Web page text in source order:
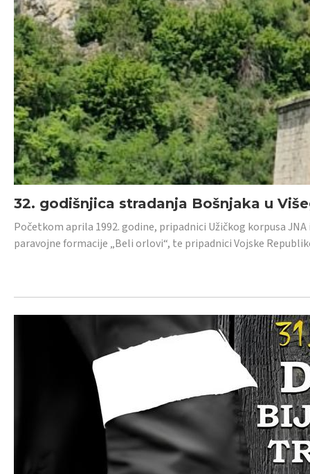
32. godišnjica stradanja Bošnjaka u
Početkom aprila 1992. godine, pripadnici Užičkog korpusa
paravojne formacije „Beli orlovi“, te pripadnici Vojske